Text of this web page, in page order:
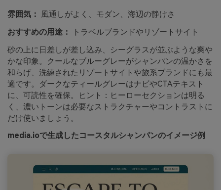
雰囲気： 風通しがよく、モダン、海辺の静けさ
おすすめの用途：
トラベルブランドやリゾートサイト
砂の上に日差しが差し込み、シーグラスが並ぶような爽や
かな印象。クールなブルーグレーがシャンパンの温かさを
和らげ、洗練されたリゾートサイトや旅系ブランドにも最
適です。ダークなティールグレーはナビやCTAテキスト
に、可読性を確保。ヒント：ヒーローセクションは明る
く、濃いトーンは必要なストラクチャーやコントラストに
だけ使いましょう。
media.ioで生成したコースタルシャンパンのイメージ例